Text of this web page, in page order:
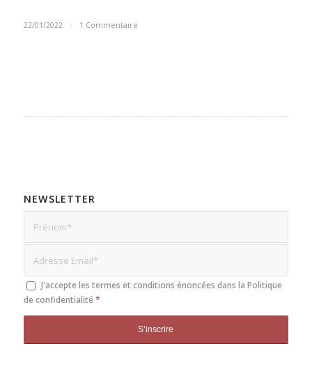
22/01/2022 / 1 Commentaire
NEWSLETTER
J'accepte les termes et conditions énoncées dans la Politique
de confidentialité *